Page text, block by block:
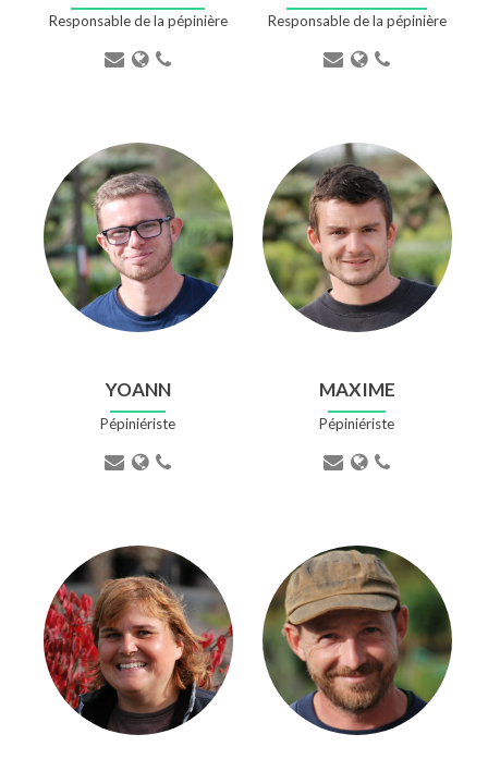
Responsable de la pépinière Responsable de la pépinière
YOANN
Pépiniériste
MAXIME
Pépiniériste